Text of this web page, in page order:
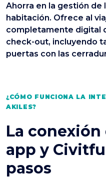
Ahorra en la gestión de
habitación. Ofrece al
completamente digital
check-out, incluyendo
puertas con las
¿CÓMO FUNCIONA LA
AKILES?
La
app y
pasos